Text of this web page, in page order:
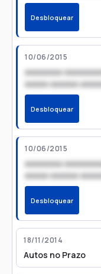
Desbloquear
10/06/2015
xxxxxxxx
xxxxx xxxxxx
Desbloquear
10/06/2015
xxxxxxxx
xxxxx xxxxxx
Desbloquear
18/11/2014
Autos no Prazo